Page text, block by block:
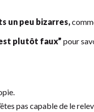
un peu bizarres,
plutôt faux” pour
pas capable de le